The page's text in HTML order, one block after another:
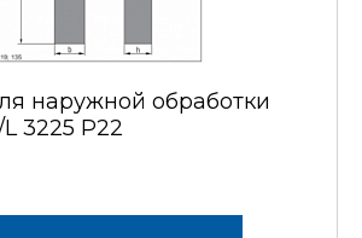
наружной обработки
3225 P22